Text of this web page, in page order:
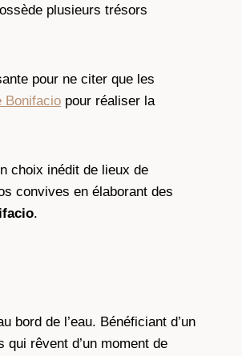
plusieurs trésors
pour ne citer que les
Bonifacio pour réaliser la
choix inédit de lieux de
convives en élaborant des
.
bord de l’eau. Bénéficiant d’un
rêvent d’un moment de